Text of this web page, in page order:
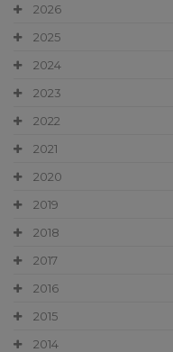
2026
2025
2024
2023
2022
2021
2020
2019
2018
2017
2016
2015
2014